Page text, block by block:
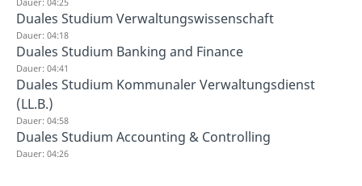
Duales Studium Verwaltungswissenschaft
Dauer: 04:18
Duales Studium Banking and Finance
Dauer: 04:41
Duales Studium Kommunaler Verwaltungsdienst
(LL.B.)
Dauer: 04:58
Duales Studium Accounting & Controlling
Dauer: 04:26